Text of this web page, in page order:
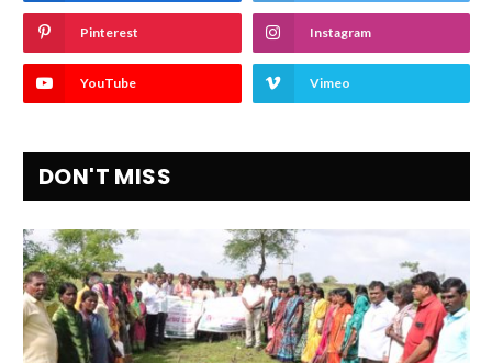
Pinterest Instagram
YouTube Vimeo
DON'T MISS